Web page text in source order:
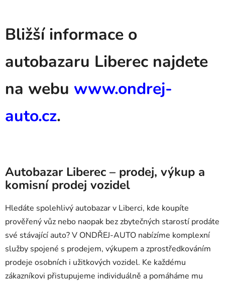
Bližší informace o
autobazaru Liberec najdete
na webu www.ondrej-
auto.cz.
Autobazar Liberec – prodej, výkup a
komisní prodej vozidel
Hledáte spolehlivý autobazar v Liberci, kde koupíte
prověřený vůz nebo naopak bez zbytečných starostí prodáte
své stávající auto? V ONDŘEJ-AUTO nabízíme komplexní
služby spojené s prodejem, výkupem a zprostředkováním
prodeje osobních i užitkových vozidel. Ke každému
zákazníkovi přistupujeme individuálně a pomáháme mu